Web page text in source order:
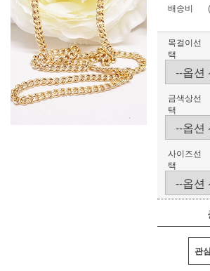
배송비
목걸이선
택
금색상선
택
사이즈선
택
관